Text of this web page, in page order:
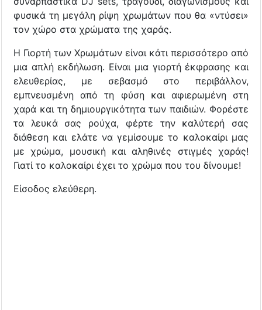
φυσικά τη μεγάλη ρίψη χρωμάτων που θα «ντύσει»
τον χώρο στα χρώματα της χαράς.
Η Γιορτή των Χρωμάτων είναι κάτι περισσότερο από
μια απλή εκδήλωση. Είναι μια γιορτή έκφρασης και
ελευθερίας, με σεβασμό στο περιβάλλον,
εμπνευσμένη από τη φύση και αφιερωμένη στη
χαρά και τη δημιουργικότητα των παιδιών. Φορέστε
τα λευκά σας ρούχα, φέρτε την καλύτερή σας
διάθεση και ελάτε να γεμίσουμε το καλοκαίρι μας
με χρώμα, μουσική και αληθινές στιγμές χαράς!
Γιατί το καλοκαίρι έχει το χρώμα που του δίνουμε!
Είσοδος ελεύθερη.